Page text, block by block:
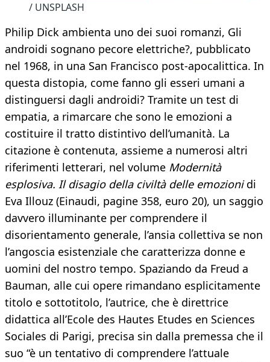
/ UNSPLASH
Philip Dick ambienta uno dei suoi romanzi, Gli
androidi sognano pecore elettriche?, pubblicato
nel 1968, in una San Francisco post-apocalittica. In
questa distopia, come fanno gli esseri umani a
distinguersi dagli androidi? Tramite un test di
empatia, a rimarcare che sono le emozioni a
costituire il tratto distintivo dell’umanità. La
citazione è contenuta, assieme a numerosi altri
riferimenti letterari, nel volume Modernità
esplosiva. Il disagio della civiltà delle emozionidi
Eva Illouz (Einaudi, pagine 358, euro 20), un saggio
davvero illuminante per comprendere il
disorientamento generale, l’ansia collettiva se non
l’angoscia esistenziale che caratterizza donne e
uomini del nostro tempo. Spaziando da Freud a
Bauman, alle cui opere rimandano esplicitamente
titolo e sottotitolo, l’autrice, che è direttrice
didattica all’Ecole des Hautes Etudes en Sciences
Sociales di Parigi, precisa sin dalla premessa che il
suo “è un tentativo di comprendere l’attuale